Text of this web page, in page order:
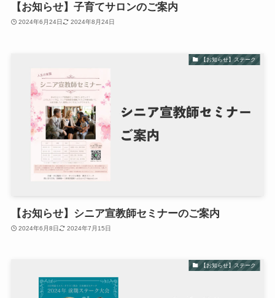
【お知らせ】子育てサロンのご案内
2024年6月24日 2024年8月24日
【お知らせ】ステーク
【お知らせ】シニア宣教師セミナーのご案内
2024年6月8日 2024年7月15日
【お知らせ】ステーク